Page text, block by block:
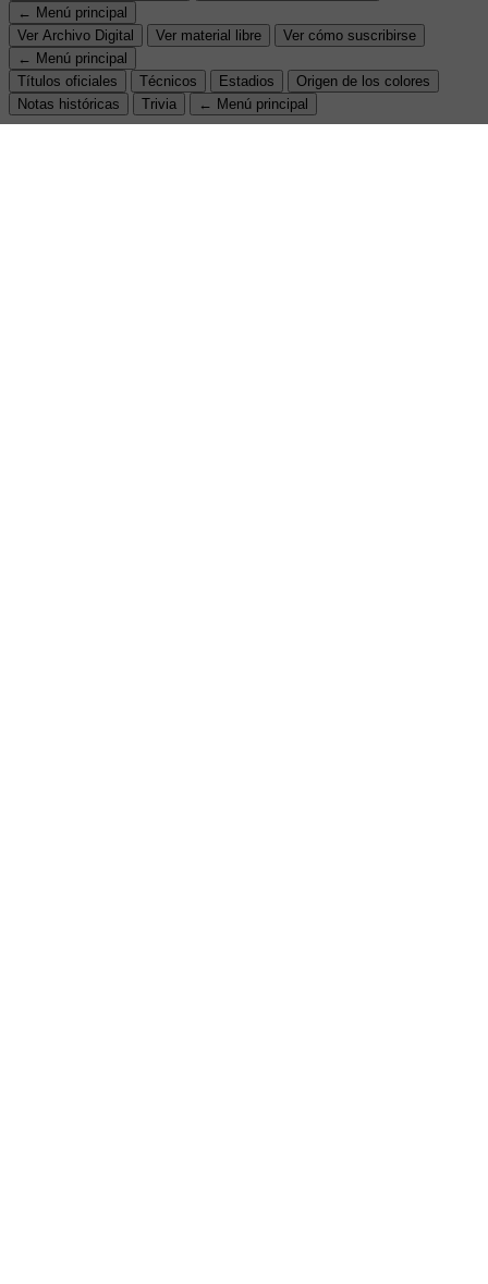
← Menú principal
Ver Archivo Digital
Ver material libre
Ver cómo suscribirse
← Menú principal
Títulos oficiales
Técnicos Estadios
Origen de los colores
Notas históricas
Trivia ← Menú principal